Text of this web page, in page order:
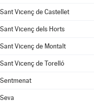
Sant Vicenç de Castellet
Sant Vicenç dels Horts
Sant Vicenç de Montalt
Sant Vicenç de Torelló
Sentmenat
Seva